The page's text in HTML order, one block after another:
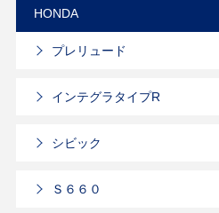
HONDA
プレリュード
インテグラタイプR
シビック
Ｓ６６０